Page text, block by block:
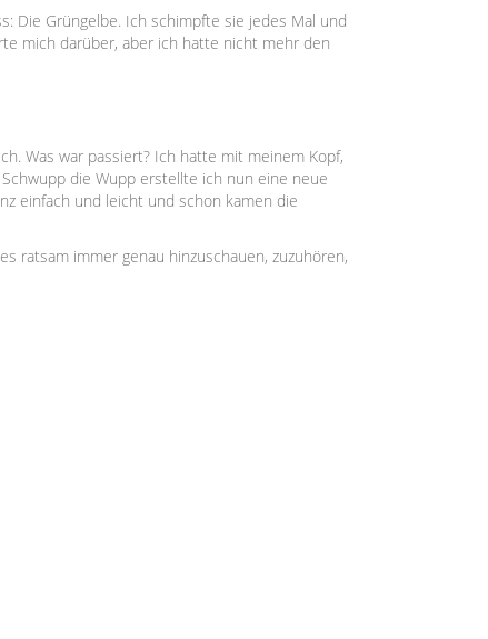
Die Grüngelbe. Ich schimpfte sie jedes Mal und
mich darüber, aber ich hatte nicht mehr den
Was war passiert? Ich hatte mit meinem Kopf,
die Wupp erstellte ich nun eine neue
einfach und leicht und schon kamen die
ratsam immer genau hinzuschauen, zuzuhören,